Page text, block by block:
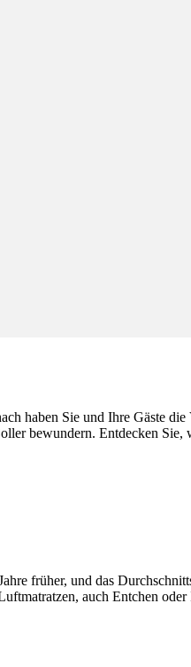
haben Sie und Ihre Gäste die
bewundern. Entdecken
früher, und das
auch Entchen